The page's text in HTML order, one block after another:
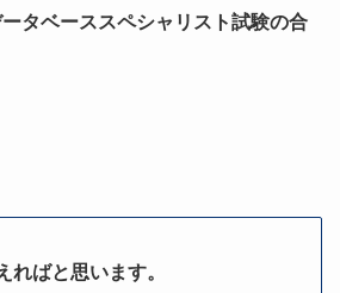
タベーススペシャリスト試験の合
ばと思います。